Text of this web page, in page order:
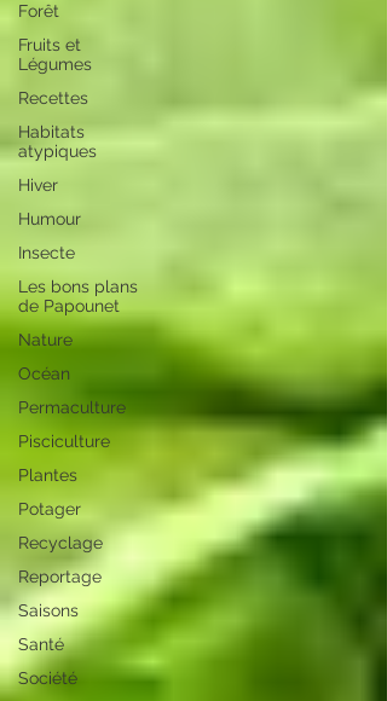
Forêt
Fruits et
Légumes
Recettes
Habitats
atypiques
Hiver
Humour
Insecte
Les bons plans
de Papounet
Nature
Océan
Permaculture
Pisciculture
Plantes
Potager
Recyclage
Reportage
Saisons
Santé
Société